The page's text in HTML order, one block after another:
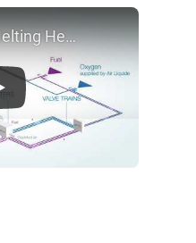
Air Liquide Melting Heat-Oxy-Combustion